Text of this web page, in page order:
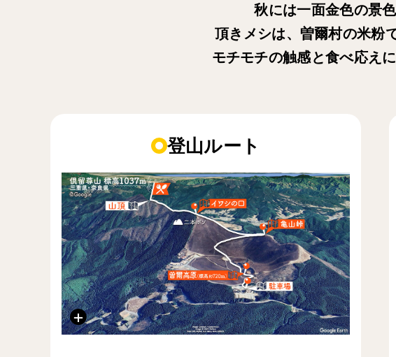
秋には一面金色の景
頂きメシは、曽爾村の米粉
モチモチの触感と食べ応え
登山ルート